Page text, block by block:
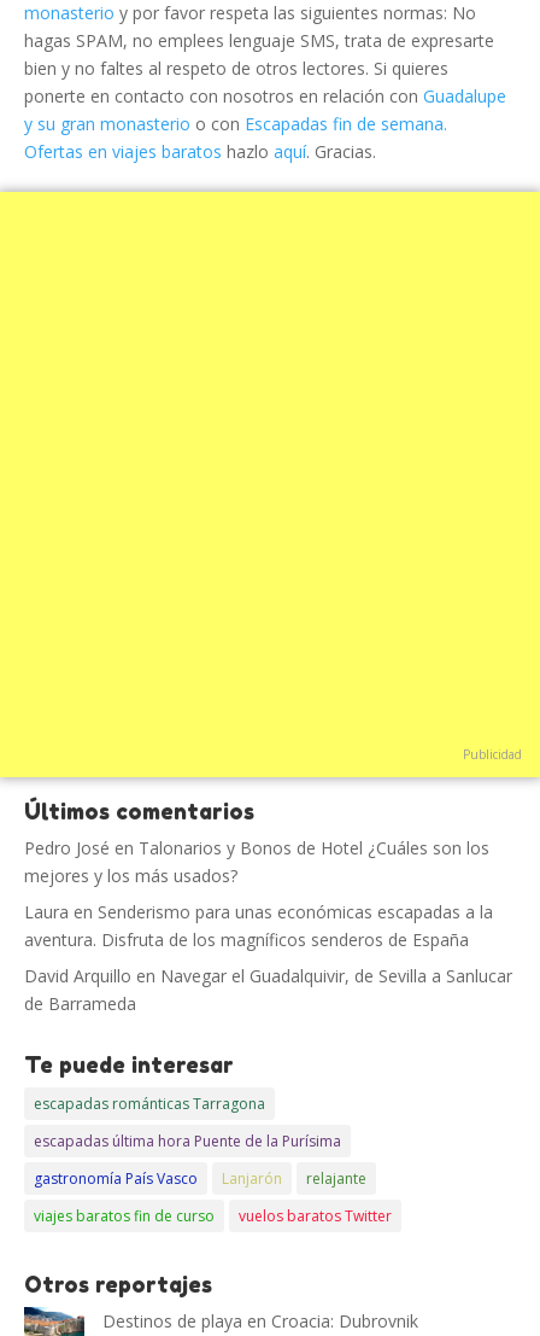
monasterio y por favor respeta las siguientes normas: No
hagas SPAM, no emplees lenguaje SMS, trata de expresarte
bien y no faltes al respeto de otros lectores. Si quieres
ponerte en contacto con nosotros en relación con Guadalupe
y su gran monasterio o con Escapadas fin de semana.
Ofertas en viajes baratos hazlo aquí. Gracias.
Publicidad
Últimos comentarios
Pedro José en Talonarios y Bonos de Hotel ¿Cuáles son los
mejores y los más usados?
Laura en Senderismo para unas económicas escapadas a la
aventura. Disfruta de los magníficos senderos de España
David Arquillo en Navegar el Guadalquivir, de Sevilla a Sanlucar
de Barrameda
Te puede interesar
escapadas románticas Tarragona
escapadas última hora Puente de la Purísima
gastronomía País Vasco
Lanjarón
relajante
viajes baratos fin de curso
vuelos baratos Twitter
Otros reportajes
Destinos de playa en Croacia: Dubrovnik